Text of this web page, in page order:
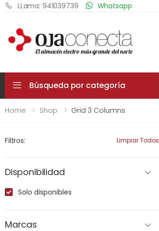
LLama: 941039739 Whatsapp
Búsqueda por categoría
Home Shop Grid 3 Columns
Filtros: Limpiar Todos
Disponibilidad
Solo disponibles
Marcas